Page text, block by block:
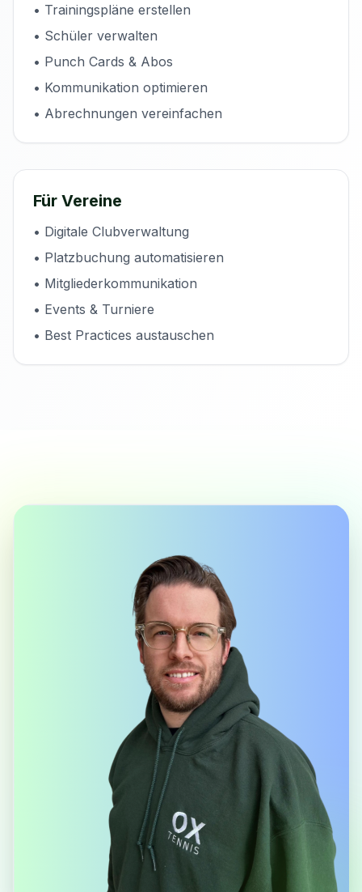
• Trainingspläne erstellen
• Schüler verwalten
• Punch Cards & Abos
• Kommunikation optimieren
• Abrechnungen vereinfachen
Für Vereine
• Digitale Clubverwaltung
• Platzbuchung automatisieren
• Mitgliederkommunikation
• Events & Turniere
• Best Practices austauschen